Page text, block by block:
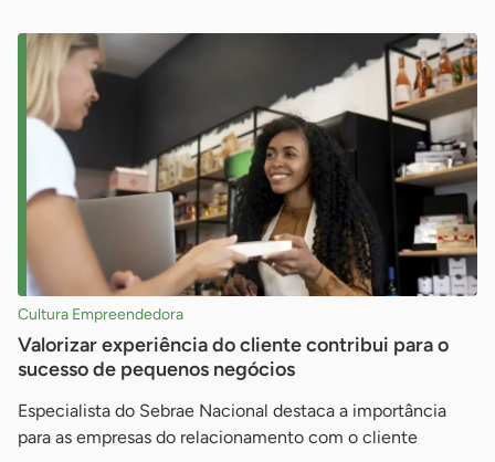
Cultura Empreendedora
Valorizar experiência do cliente contribui para o
sucesso de pequenos negócios
Especialista do Sebrae Nacional destaca a importância
para as empresas do relacionamento com o cliente